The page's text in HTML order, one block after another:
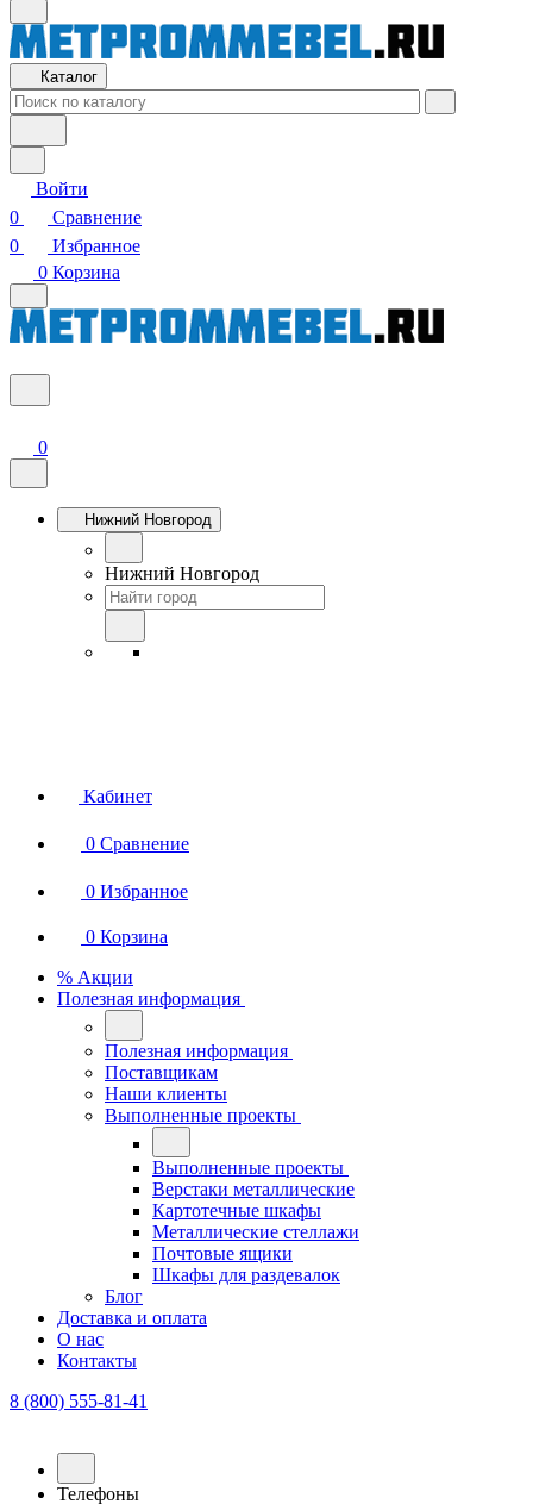
Каталог
Войти
0
Сравнение
0
Избранное
0 Корзина
0
Нижний Новгород
Нижний Новгород
Кабинет
0 Сравнение
0 Избранное
0 Корзина
% Акции
Полезная информация
Полезная информация
Поставщикам
Наши клиенты
Выполненные проекты
Выполненные проекты
Верстаки металлические
Картотечные шкафы
Металлические стеллажи
Почтовые ящики
Шкафы для раздевалок
Блог
Доставка и оплата
О нас
Контакты
8 (800) 555-81-41
Телефоны